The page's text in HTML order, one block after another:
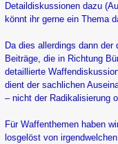
Detaildiskussionen dazu
könnt ihr gerne ein Thema
Da dies allerdings dann
Beiträge, die in Richtung
detaillierte
dient der sachlichen
– nicht der Radikalisierung
Für Waffenthemen haben
losgelöst von